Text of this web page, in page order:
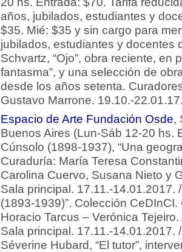
años, jubilados, estudiantes y
$35. Mié: $35 y sin cargo para
jubilados, estudiantes y docentes
Schvartz, “Ojo”, obra reciente, en
fantasma”, y una selección de
desde los años setenta.
Gustavo Marrone. 19.10.-
Espacio de Arte Fundación Osde,
Buenos Aires (Lun-Sáb 12-20 hs.
Cúnsolo (1898-1937), “Una
Curaduría: María Teresa
Carolina Cuervo, Susana Nieto y
Sala principal. 17.11.-14.01.2017.
(1893-1939)”. Colección
Horacio Tarcus – Verónica
Sala principal. 17.11.-14.01.2017.
Séverine Hubard, “El tutor”,